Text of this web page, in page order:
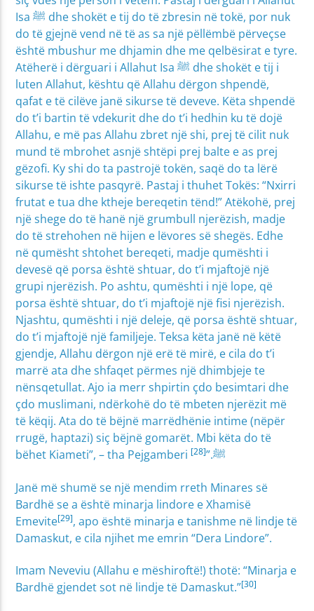
Isa ﷺ dhe shokët e tij do të zbresin në tokë, por nuk
do të gjejnë vend në të as sa një pëllëmbë përveçse
është mbushur me dhjamin dhe me qelbësirat e tyre.
Atëherë i dërguari i Allahut Isa ﷺ dhe shokët e tij i
luten Allahut, kështu që Allahu dërgon shpendë,
qafat e të cilëve janë sikurse të deveve. Këta shpendë
do t’i bartin të vdekurit dhe do t’i hedhin ku të dojë
Allahu, e më pas Allahu zbret një shi, prej të cilit nuk
mund të mbrohet asnjë shtëpi prej balte e as prej
gëzofi. Ky shi do ta pastrojë tokën, saqë do ta lërë
sikurse të ishte pasqyrë. Pastaj i thuhet Tokës: “Nxirri
frutat e tua dhe ktheje bereqetin tënd!” Atëkohë, prej
një shege do të hanë një grumbull njerëzish, madje
do të strehohen në hijen e lëvores së shegës. Edhe
në qumësht shtohet bereqeti, madje qumështi i
devesë që porsa është shtuar, do t’i mjaftojë një
grupi njerëzish. Po ashtu, qumështi i një lope, që
porsa është shtuar, do t’i mjaftojë një fisi njerëzish.
Njashtu, qumështi i një deleje, që porsa është shtuar,
do t’i mjaftojë një familjeje. Teksa këta janë në këtë
gjendje, Allahu dërgon një erë të mirë, e cila do t’i
marrë ata dhe shfaqet përmes një dhimbjeje te
nënsqetullat. Ajo ia merr shpirtin çdo besimtari dhe
çdo muslimani, ndërkohë do të mbeten njerëzit më
të këqij. Ata do të bëjnë marrëdhënie intime (nëpër
rrugë, haptazi) siç bëjnë gomarët. Mbi këta do të
bëhet Kiameti”, – tha Pejgamberi ﷺ.”[28]
Janë më shumë se një mendim rreth Minares së
Bardhë se a është minarja lindore e Xhamisë
Emevite[29], apo është minarja e tanishme në lindje të
Damaskut, e cila njihet me emrin “Dera Lindore”.
Imam Neveviu (Allahu e mëshiroftë!) thotë: “Minarja e
Bardhë gjendet sot në lindje të Damaskut.”[30]